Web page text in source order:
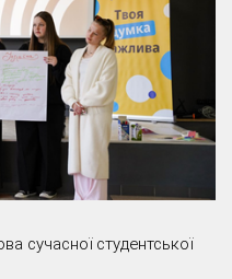
сучасної студентської